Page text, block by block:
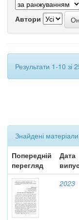
Автори
Результати 1-10 зі
Знайдені
Попередній
перегляд
Дата
2023